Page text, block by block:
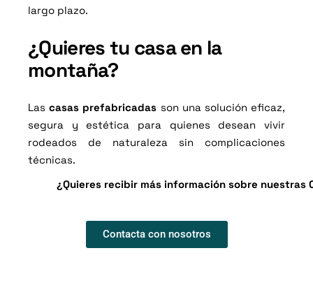
largo plazo.
¿Quieres tu casa en la
montaña?
Lascasas prefabricadas son una solución eficaz,
segura y estética para quienes desean vivir
rodeados de naturaleza sin complicaciones
técnicas.
¿Quieres recibir más información sobre nuestras
Contacta con nosotros